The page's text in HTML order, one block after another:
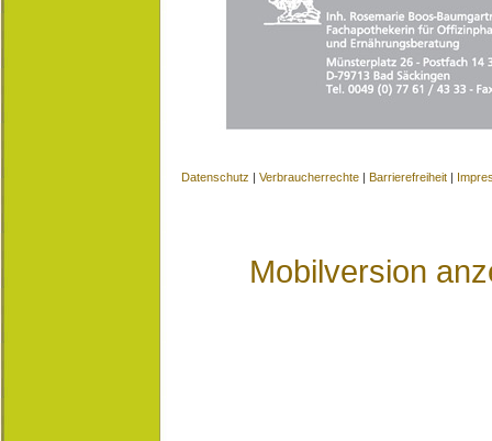
Datenschutz | Verbraucherrechte | Barrierefreiheit |
Mobilversion